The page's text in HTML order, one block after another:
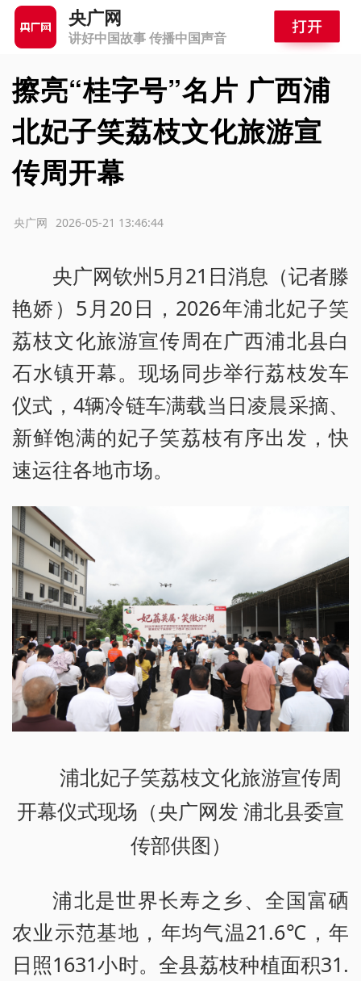
央广网
讲好中国故事 传播中国声音
擦亮“桂字号”名片 广西浦
北妃子笑荔枝文化旅游宣
传周开幕
2026-05-21 13:46:44
央广网
央广网钦州5月21日消息（记者滕
艳娇）5月20日，2026年浦北妃子笑
荔枝文化旅游宣传周在广西浦北县白
石水镇开幕。现场同步举行荔枝发车
仪式，4辆冷链车满载当日凌晨采摘、
新鲜饱满的妃子笑荔枝有序出发，快
速运往各地市场。
浦北妃子笑荔枝文化旅游宣传周
开幕仪式现场（央广网发 浦北县委宣
传部供图）
浦北是世界长寿之乡、全国富硒
农业示范基地，年均气温21.6℃，年
日照1631小时。全县荔枝种植面积31.